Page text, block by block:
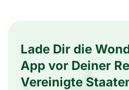
Lade Dir die
App vor Deiner
Vereinigte